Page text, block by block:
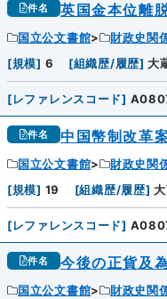
件名 英国金本位離
国立公文書館 財政史関
[規模] 6 [組織歴/履歴] 大
[レファレンスコード]
件名 中国幣制改革
国立公文書館 財政史関
[規模] 19 [組織歴/履歴]
[レファレンスコード]
件名 今後の正貨及
国立公文書館 財政史関